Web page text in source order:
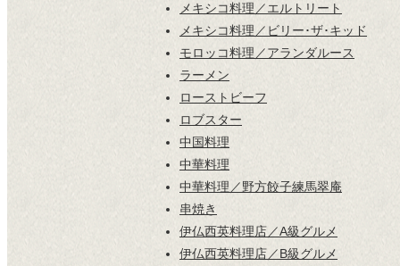
メキシコ料理／エルトリート
メキシコ料理／ビリー･ザ･キッド
モロッコ料理／アランダルース
ラーメン
ローストビーフ
ロブスター
中国料理
中華料理
中華料理／野方餃子練馬翠庵
串焼き
伊仏西英料理店／A級グルメ
伊仏西英料理店／B級グルメ